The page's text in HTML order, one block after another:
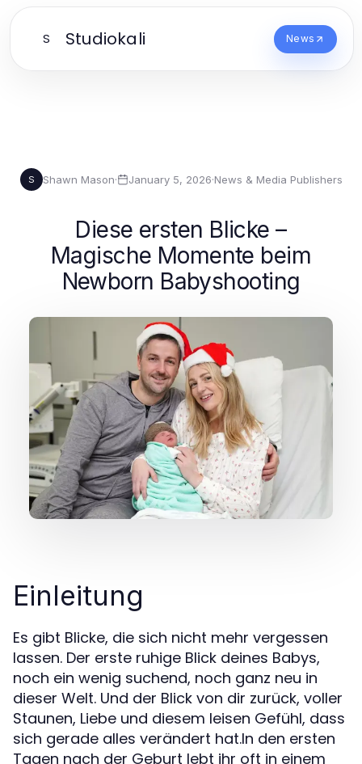
S Studiokali News
S Shawn Mason· January 5, 2026·News & Media Publishers
Diese ersten Blicke –
Magische Momente beim
Newborn Babyshooting
Einleitung
Es gibt Blicke, die sich nicht mehr vergessen
lassen. Der erste ruhige Blick deines Babys,
noch ein wenig suchend, noch ganz neu in
dieser Welt. Und der Blick von dir zurück, voller
Staunen, Liebe und diesem leisen Gefühl, dass
sich gerade alles verändert hat.In den ersten
Tagen nach der Geburt lebt ihr oft in einem